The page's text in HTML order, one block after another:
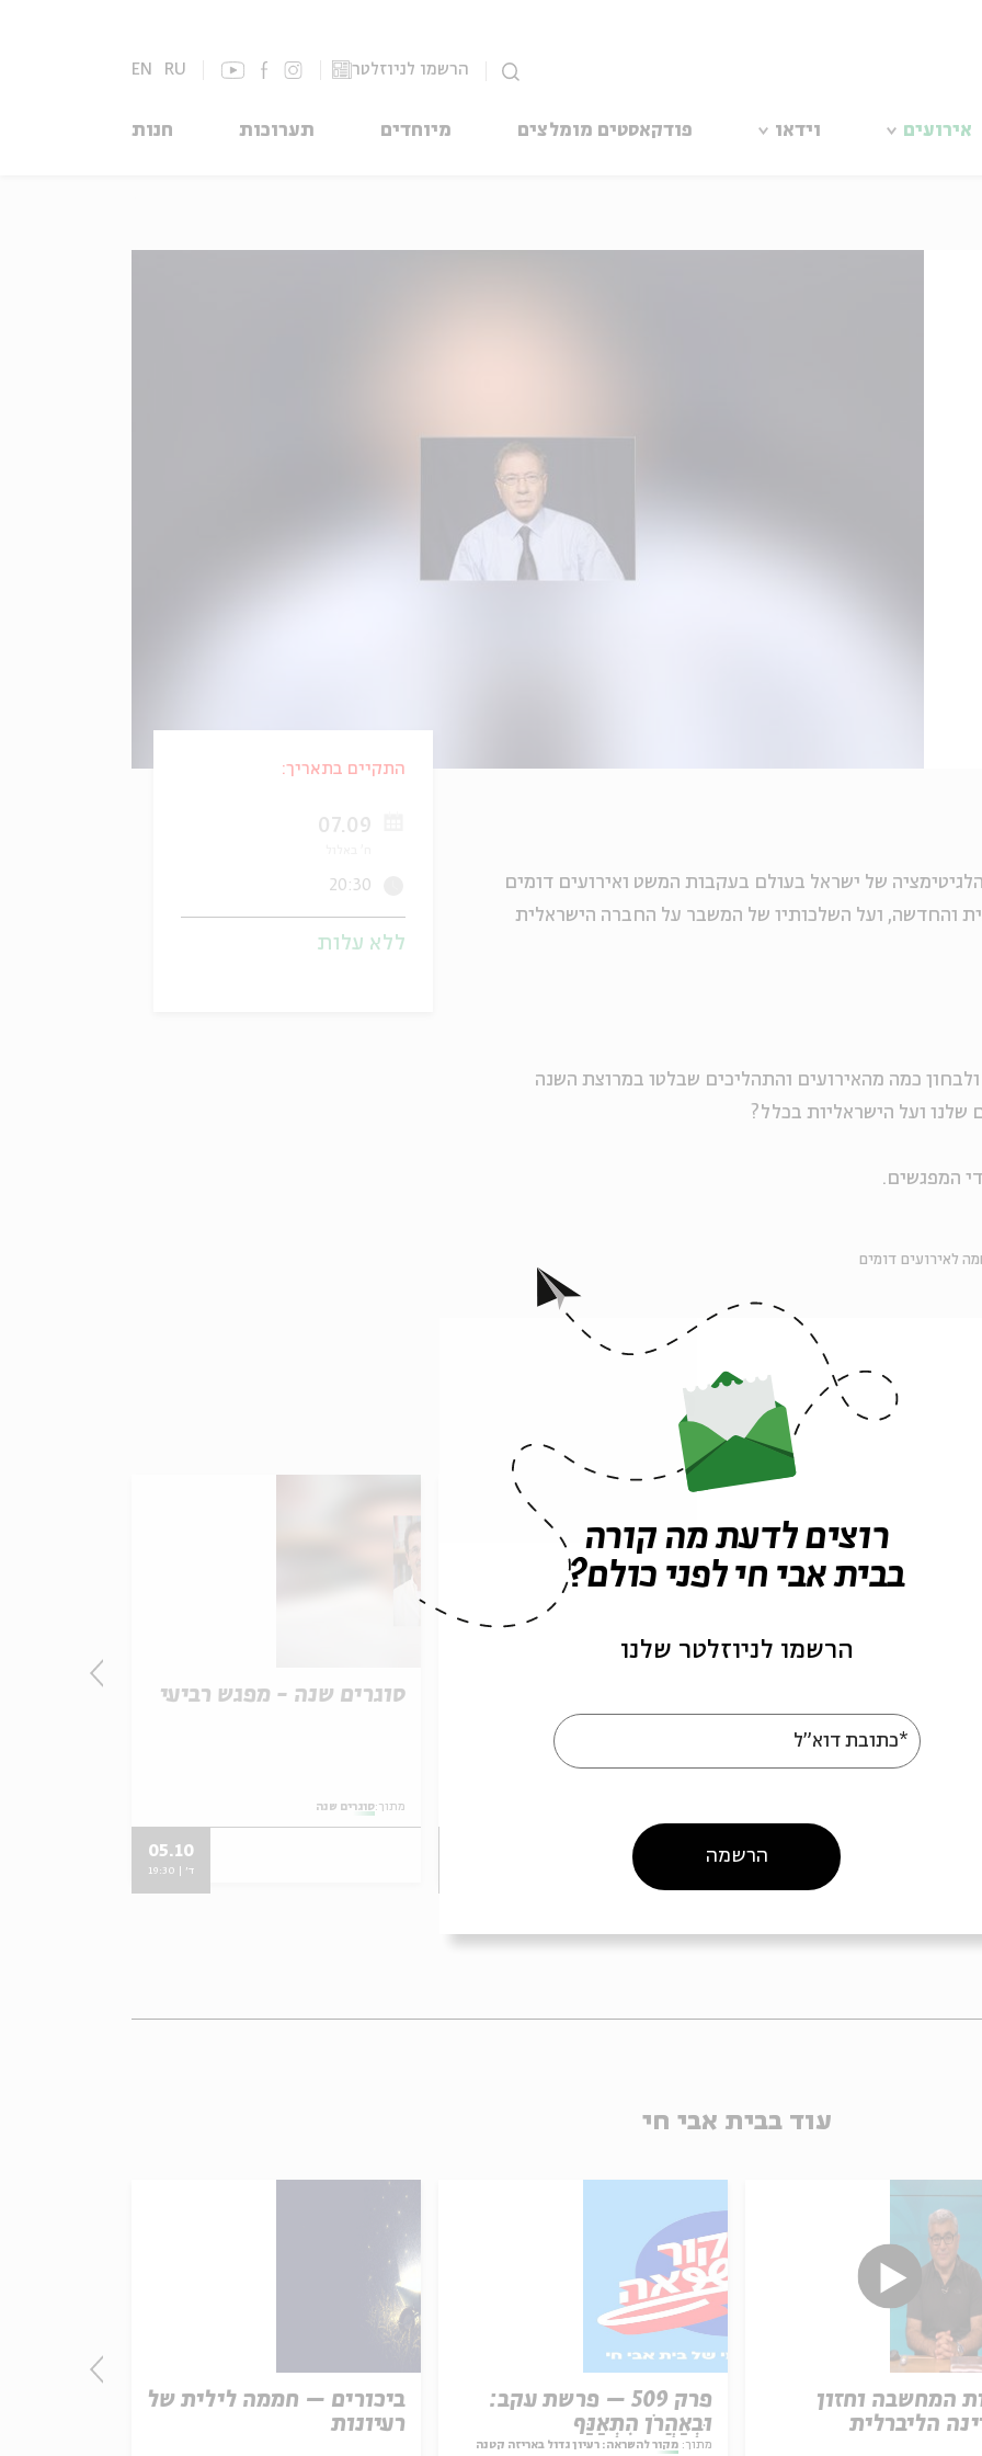
הרשמו לניוזלטר EN RU
אירועים וידאו פודקאסטים מומלצים מיוחדים תערוכות חנות
1) על משבר הלגיטימציה של ישראל בעולם בעקבות המשט ואירועים דומים
והחדשה, ועל השלכותיו של המשבר על החברה הישראלית
כמה מהאירועים והתהליכים שבלטו במרוצת השנה
ועל הישראליות בכלל?
המפגשים.
לאירועים דומים
התקיים בתאריך:
07.09
20:30
ללא עלות
אירועים נוספים בסדרה
הזאת?
31.08
מושחתיה?
סוגרים שנה - מפגש רביעי
מתוך:סוגרים שנה
05.10
ד' | 19:30
עוד בבית אבי חי
ביכורים – חממה לילית של
רעיונות
פרק 509 – פרשת עקב:
וּבְאַהֲרֹן הִתְאַנַּף
מתוך: מקור להשראה: רעיון גדול באריזה קטנה
המחשבה וחזון
הליברלית
רוצים לדעת מה קורה
בבית אבי חי לפני כולם?
הרשמו לניוזלטר שלנו
*כתובת דוא"ל
הרשמה